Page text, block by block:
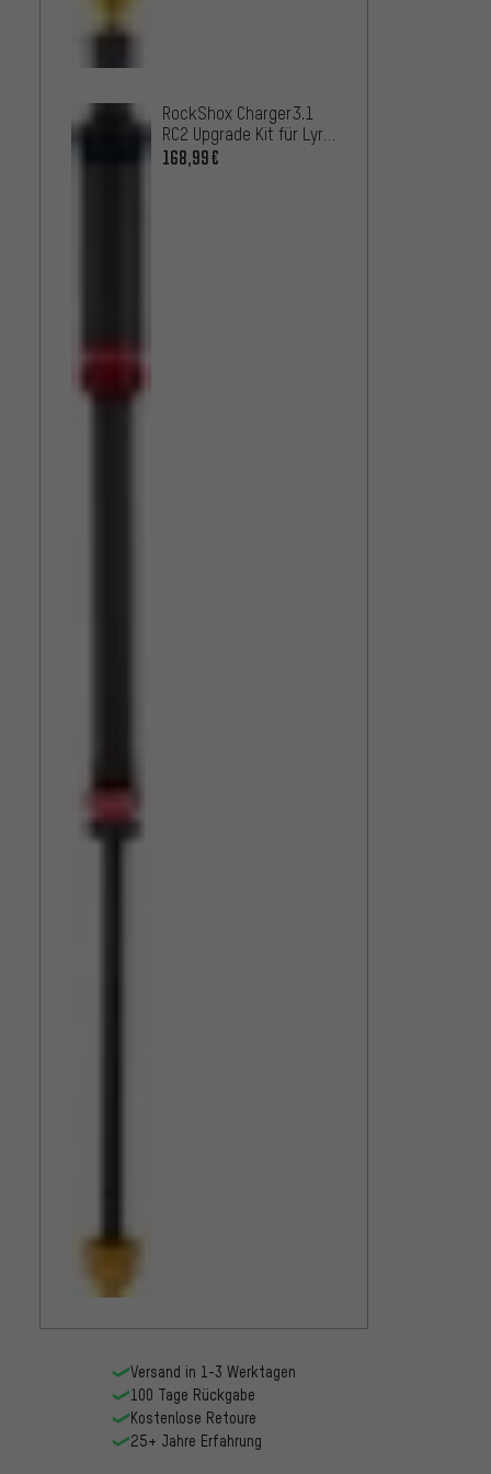
RockShox Charger3.1
RC2 Upgrade Kit für Lyrik
D1+ Mod. 2023-2026 mit
168,99€
Versand in 1-3 Werktagen
100 Tage Rückgabe
Kostenlose Retoure
25+ Jahre Erfahrung